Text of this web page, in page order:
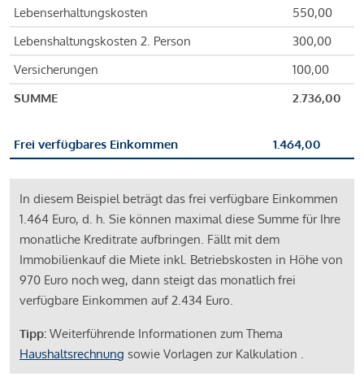
Lebenserhaltungskosten
550,00
Lebenshaltungskosten 2. Person
300,00
Versicherungen
100,00
SUMME
2.736,00
Frei verfügbares Einkommen 1.464,00
In diesem Beispiel beträgt das frei verfügbare Einkommen
1.464 Euro, d. h. Sie können maximal diese Summe für Ihre
monatliche Kreditrate aufbringen. Fällt mit dem
Immobilienkauf die Miete inkl. Betriebskosten in Höhe von
970 Euro noch weg, dann steigt das monatlich frei
verfügbare Einkommen auf 2.434 Euro.
Tipp: Weiterführende Informationen zum Thema
Haushaltsrechnung sowie Vorlagen zur Kalkulation .